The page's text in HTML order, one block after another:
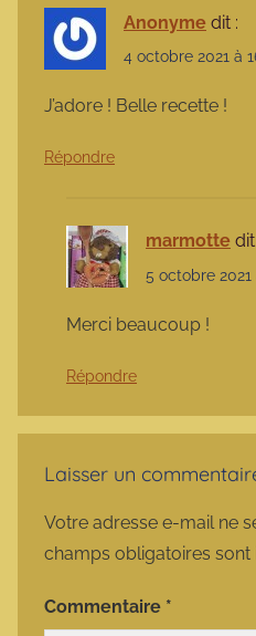
Anonyme dit :
4 octobre 2021 à
J’adore ! Belle recette !
Répondre
marmotte dit
5 octobre 2021
Merci beaucoup !
Répondre
Laisser un
Votre adresse e-mail ne
champs obligatoires sont
Commentaire *